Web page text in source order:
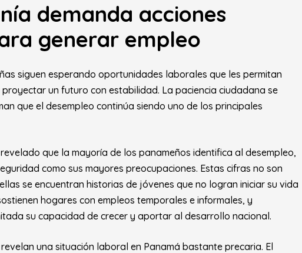
demanda acciones
generar empleo
siguen esperando oportunidades laborales que les permitan
un futuro con estabilidad. La paciencia ciudadana se
que el desempleo continúa siendo uno de los principales
que la mayoría de los panameños identifica al desempleo,
como sus mayores preocupaciones. Estas cifras no son
se encuentran historias de jóvenes que no logran iniciar su vida
hogares con empleos temporales e informales, y
su capacidad de crecer y aportar al desarrollo nacional.
una situación laboral en Panamá bastante precaria. El